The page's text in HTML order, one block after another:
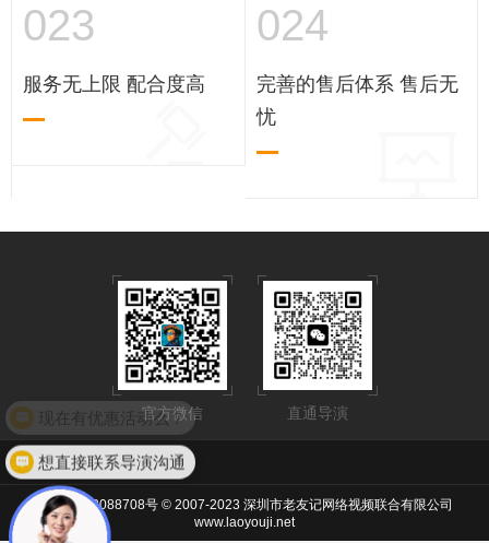
023
服务无上限 配合度高
024
完善的售后体系 售后无
忧
官方微信 直通导演
友情链接：
粤ICP备13088708号 © 2007-2023 深圳市老友记网络视频联合有限公司
www.laoyouji.net
想直接联系导演沟通
现在有优惠活动么？